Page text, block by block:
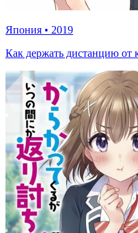
Япония • 2019
Как держать дистанцию от